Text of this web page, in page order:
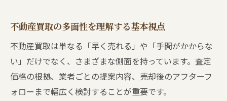
複数の不動産業者を比較する際のポイント
相見積もりのマナーを守る不動産買取実践
術
失礼にならない不動産買取の相見積もり術
不動産買取は納得感重視で複数見積もり依
不動産買取の多面性を理解する基本視点
不動産買取は単なる「早く売れる」や「手間がかからな
い」だけでなく、さまざまな側面を持っています。査定
価格の根拠、業者ごとの提案内容、売却後のアフターフ
ォローまで幅広く検討することが重要です。